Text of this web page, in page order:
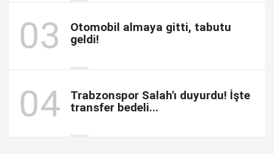
Otomobil almaya gitti, tabutu
geldi!
Trabzonspor Salah'ı duyurdu! İşte
transfer bedeli...